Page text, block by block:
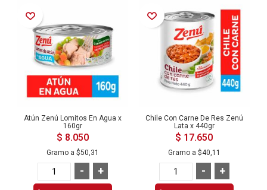
Añadir a la Lista de Deseos
Atún Zenú Lomitos En Agua x
160gr
$ 8.050
Gramo a $50,31
+
-
Añadir a la Lista de Deseos
Chile Con Carne De Res Zenú
Lata x 440gr
$ 17.650
Gramo a $40,11
+
-